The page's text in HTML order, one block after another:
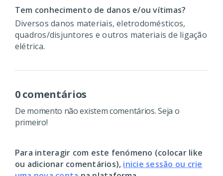
Tem conhecimento de danos e/ou vítimas?
Diversos danos materiais, eletrodomésticos,
quadros/disjuntores e outros materiais de ligação
elétrica.
0 comentários
De momento não existem comentários. Seja o
primeiro!
Para interagir com este fenómeno (colocar like
ou adicionar comentários), inicie sessão ou crie